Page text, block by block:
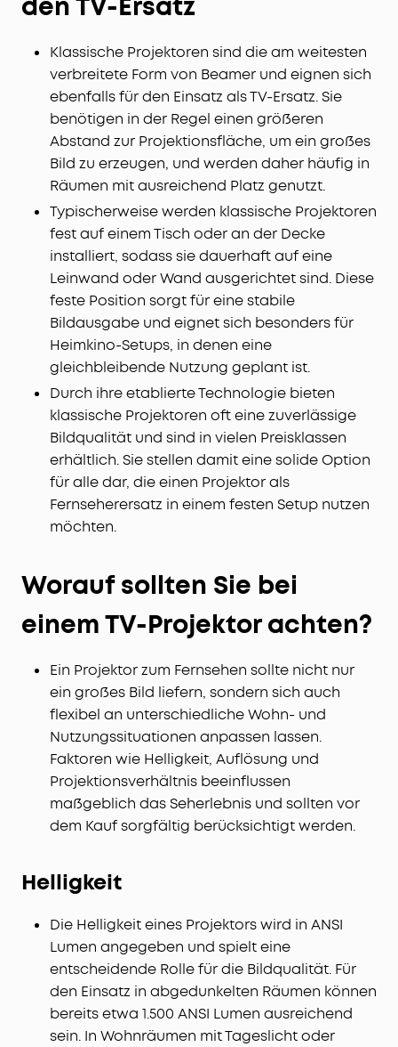
den TV-Ersatz
Klassische Projektoren sind die am weitesten
verbreitete Form von Beamer und eignen sich
ebenfalls für den Einsatz als TV-Ersatz. Sie
benötigen in der Regel einen größeren
Abstand zur Projektionsfläche, um ein großes
Bild zu erzeugen, und werden daher häufig in
Räumen mit ausreichend Platz genutzt.
Typischerweise werden klassische Projektoren
fest auf einem Tisch oder an der Decke
installiert, sodass sie dauerhaft auf eine
Leinwand oder Wand ausgerichtet sind. Diese
feste Position sorgt für eine stabile
Bildausgabe und eignet sich besonders für
Heimkino-Setups, in denen eine
gleichbleibende Nutzung geplant ist.
Durch ihre etablierte Technologie bieten
klassische Projektoren oft eine zuverlässige
Bildqualität und sind in vielen Preisklassen
erhältlich. Sie stellen damit eine solide Option
für alle dar, die einen Projektor als
Fernseherersatz in einem festen Setup nutzen
möchten.
Worauf sollten Sie bei
einem TV-Projektor achten?
Ein Projektor zum Fernsehen sollte nicht nur
ein großes Bild liefern, sondern sich auch
flexibel an unterschiedliche Wohn- und
Nutzungssituationen anpassen lassen.
Faktoren wie Helligkeit, Auflösung und
Projektionsverhältnis beeinflussen
maßgeblich das Seherlebnis und sollten vor
dem Kauf sorgfältig berücksichtigt werden.
Helligkeit
Die Helligkeit eines Projektors wird in ANSI
Lumen angegeben und spielt eine
entscheidende Rolle für die Bildqualität. Für
den Einsatz in abgedunkelten Räumen können
bereits etwa 1.500 ANSI Lumen ausreichend
sein. In Wohnräumen mit Tageslicht oder